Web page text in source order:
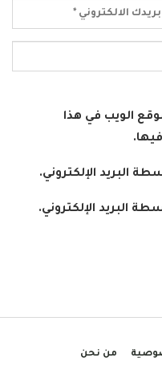
الويب في هذا
البريد الإلكتروني.
البريد الإلكتروني.
من نحن